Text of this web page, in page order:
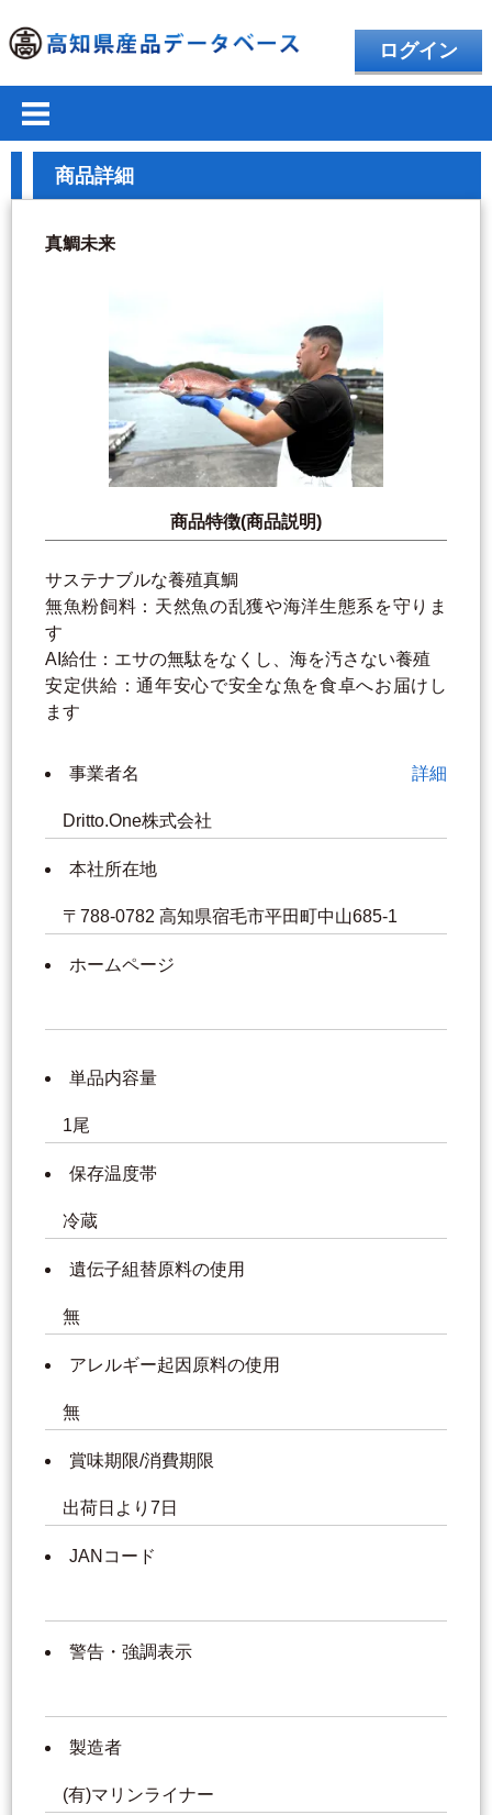
ログイン
商品詳細
真鯛未来
商品特徴(商品説明)
サステナブルな養殖真鯛
無魚粉飼料：天然魚の乱獲や海洋生態系を守りま
す
AI給仕：エサの無駄をなくし、海を汚さない養殖
安定供給：通年安心で安全な魚を食卓へお届けし
ます
事業者名 詳細
Dritto.One株式会社
本社所在地
〒788-0782 高知県宿毛市平田町中山685-1
ホームページ
単品内容量
1尾
保存温度帯
冷蔵
遺伝子組替原料の使用
無
アレルギー起因原料の使用
無
賞味期限/消費期限
出荷日より7日
JANコード
警告・強調表示
製造者
(有)マリンライナー